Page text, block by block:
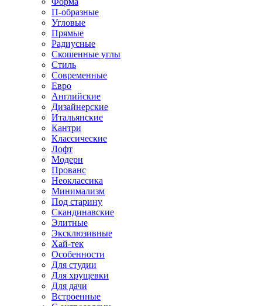
П-образные
Угловые
Прямые
Радиусные
Скошенные углы
Стиль
Современные
Евро
Английские
Дизайнерские
Итальянские
Кантри
Классические
Лофт
Модерн
Прованс
Неоклассика
Минимализм
Под старину
Скандинавские
Элитные
Эксклюзивные
Хай-тек
Особенности
Для студии
Для хрущевки
Для дачи
Встроенные